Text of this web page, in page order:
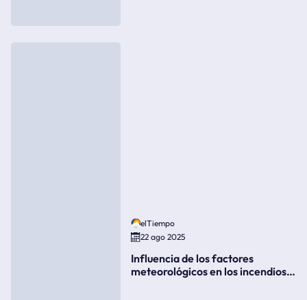
elTiempo
22 ago 2025
Influencia de los factores
meteorológicos en los incendios